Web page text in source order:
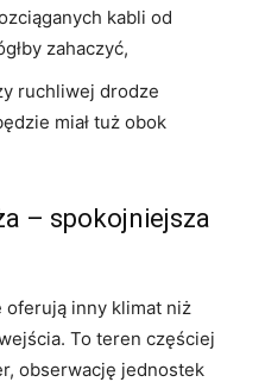
kabli od
zahaczyć,
ruchliwej drodze
miał tuż obok
– spokojniejsza
inny klimat niż
To teren częściej
obserwację jednostek